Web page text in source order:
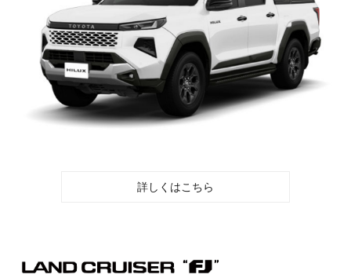
詳しくはこちら